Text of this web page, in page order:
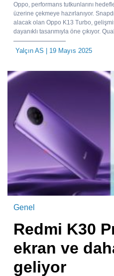
Oppo, performans tutkunlarını
üzerine çekmeye hazırlanıyor.
alacak olan Oppo K13 Turbo,
dayanıklı tasarımıyla öne çıkıyor.
Yalçın AS | 19 Mayıs 2025
Genel
Redmi K30
ekran ve
geliyor